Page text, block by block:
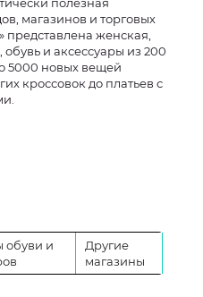
магазинов и торговых
представлена женская,
и аксессуары из 200
5000 новых вещей
кроссовок до платьев с
обуви и
Другие
магазины